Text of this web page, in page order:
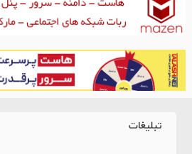
تبلیغات